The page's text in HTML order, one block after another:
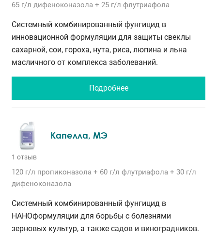
65 г/л дифеноконазола + 25 г/л флутриафола
Системный комбинированный фунгицид в
инновационной формуляции для защиты свеклы
сахарной, сои, гороха, нута, риса, люпина и льна
масличного от комплекса заболеваний.
Подробнее
Капелла, МЭ
1 отзыв
120 г/л пропиконазола + 60 г/л флутриафола + 30 г/л
дифеноконазола
Системный комбинированный фунгицид в
НАНОформуляции для борьбы с болезнями
зерновых культур, а также садов и виноградников.